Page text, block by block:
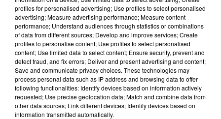
au festival Fifigrot. En partenariat
avec la Scène Nationale d’ALBI•Tarn
profiles for personalised advertising; Use profiles to select personalised
advertising; Measure advertising performance; Measure content
performance; Understand audiences through statistics or combinations
of data from different sources; Develop and improve services; Create
profiles to personalise content; Use profiles to select personalised
content; Use limited data to select content; Ensure security, prevent and
detect fraud, and fix errors; Deliver and present advertising and content;
Save and communicate privacy choices. These technologies may
process personal data such as IP address and browsing data to offer
following functionalities: Identify devices based on information actively
requested; Use precise geolocation data; Match and combine data from
other data sources; Link different devices; Identify devices based on
information transmitted automatically.